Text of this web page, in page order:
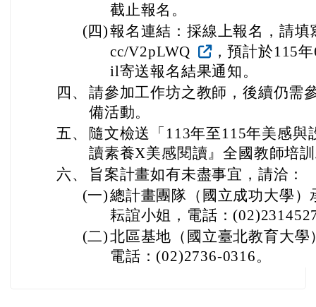
截止報名。
(四)報名連結：採線上報名，請
cc/V2pLWQ
，預計於115
il寄送報名結果通知。
四、 請參加工作坊之教師，後續仍需
備活動。
五、
隨文檢送「113年至115年美感
讀素養X美感閱讀』全國教師培
六、
旨案計畫如有未盡事宜，請洽：
(一)總計畫團隊（國立成功大學
耘誼小姐，電話：
(二)北區基地（國立臺北教育大
電話：(02)2736-0316。